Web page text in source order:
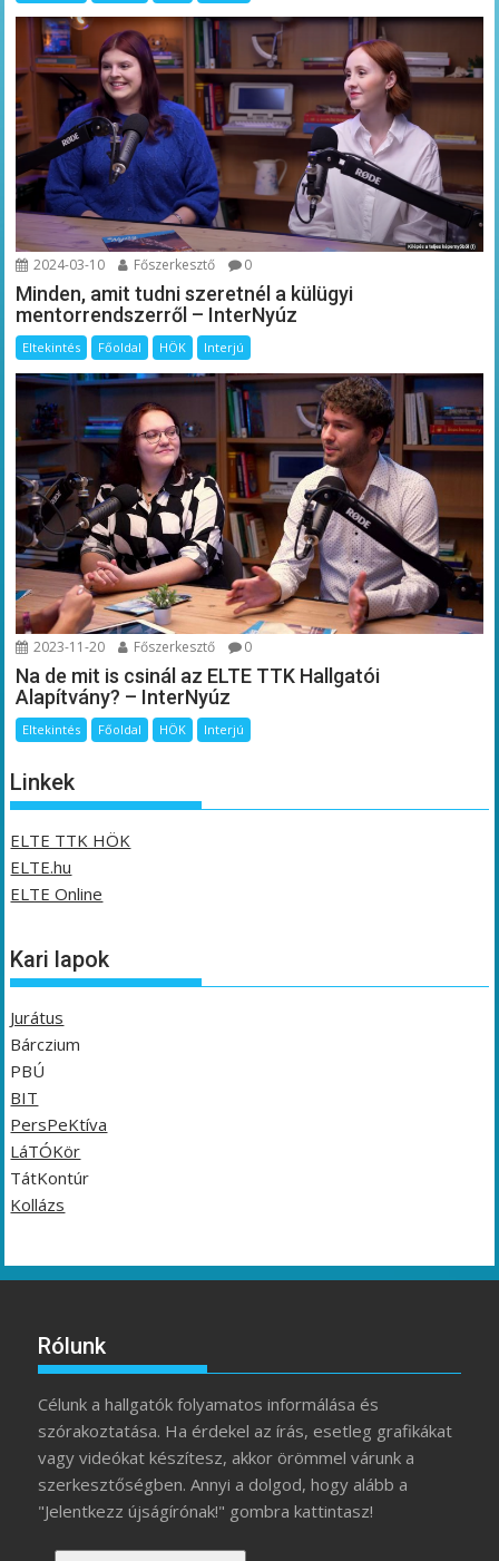
2024-03-10 Főszerkesztő 0
Minden, amit tudni szeretnél a külügyi
mentorrendszerről – InterNyúz
Eltekintés Főoldal HÖK Interjú
2023-11-20 Főszerkesztő 0
Na de mit is csinál az ELTE TTK Hallgatói
Alapítvány? – InterNyúz
Eltekintés Főoldal HÖK Interjú
Linkek
ELTE TTK HÖK
ELTE.hu
ELTE Online
Kari lapok
Jurátus
Bárczium
PBÚ
BIT
PersPeKtíva
LáTÓKör
TátKontúr
Kollázs
Rólunk
Célunk a hallgatók folyamatos informálása és
szórakoztatása. Ha érdekel az írás, esetleg grafikákat
vagy videókat készítesz, akkor örömmel várunk a
szerkesztőségben. Annyi a dolgod, hogy alább a
"Jelentkezz újságírónak!" gombra kattintasz!